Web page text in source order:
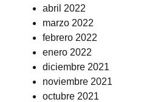
abril 2022
marzo 2022
febrero 2022
enero 2022
diciembre 2021
noviembre 2021
octubre 2021